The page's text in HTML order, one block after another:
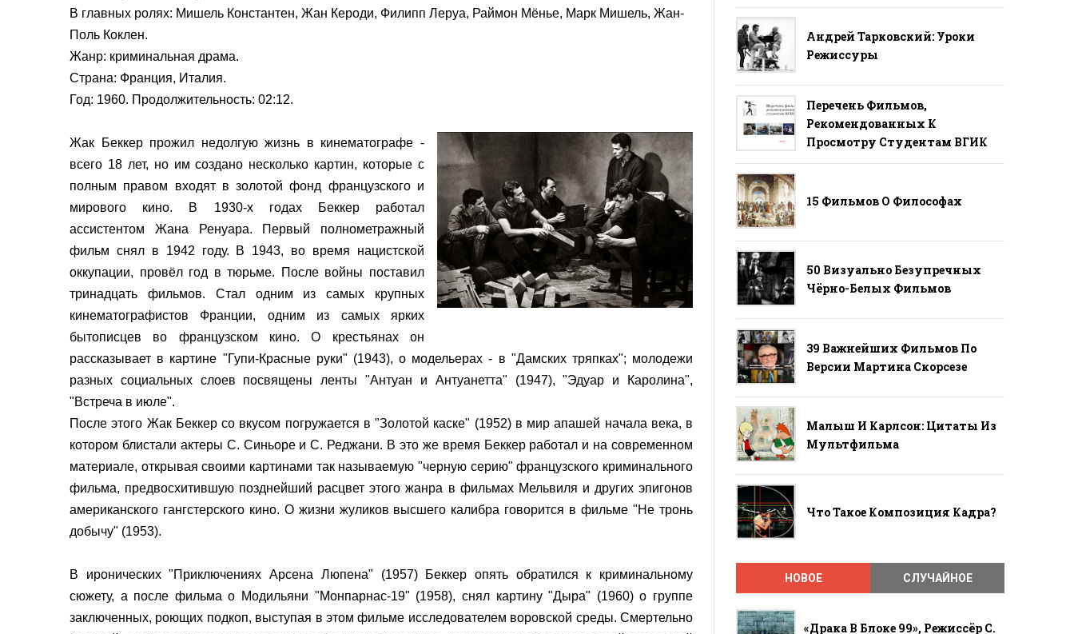
В главных ролях: Мишель Константен, Жан Кероди, Филипп Леруа, Раймон Мёнье, Марк Мишель, Жан-
Поль Коклен.
Жанр: криминальная драма.
Страна: Франция, Италия.
Год: 1960. Продолжительность: 02:12.
Жак Беккер прожил недолгую жизнь в кинематографе -
всего 18 лет, но им создано несколько картин, которые с
полным правом входят в золотой фонд французского и
мирового кино. В 1930-х годах Беккер работал
ассистентом Жана Ренуара. Первый полнометражный
фильм снял в 1942 году. В 1943, во время нацистской
оккупации, провёл год в тюрьме. После войны поставил
тринадцать фильмов. Стал одним из самых крупных
кинематографистов Франции, одним из самых ярких
бытописцев во французском кино. О крестьянах он
рассказывает в картине "Гупи-Красные руки" (1943), о модельерах - в "Дамских тряпках"; молодежи
разных социальных слоев посвящены ленты "Антуан и Антуанетта" (1947), "Эдуар и Каролина",
"Встреча в июле".
После этого Жак Беккер со вкусом погружается в "Золотой каске" (1952) в мир апашей начала века, в
котором блистали актеры С. Синьоре и С. Реджани. В это же время Беккер работал и на современном
материале, открывая своими кар­тинами так называемую "черную серию" французского криминаль­ного
фильма, предвосхитившую позднейший расцвет этого жанра в фильмах Мельвиля и других эпи­гонов
американского гангстерского кино. О жизни жуликов высшего калибра говорится в фильме "Не тронь
добычу" (1953).
В иронических "Приключениях Арсена Люпена" (1957) Беккер опять обратился к криминальному
сюжету, а после фильма о Модильяни "Монпарнас-19" (1958), снял картину "Дыра" (1960) о группе
заключенных, роющих подкоп, выступая в этом фильме исследователем воровской среды. Смертельно
Андрей Тарковский: Уроки
Режиссуры
Перечень Фильмов,
Рекомендованных К
Просмотру Студентам ВГИК
15 Фильмов О Философах
50 Визуально Безупречных
Чёрно-Белых Фильмов
39 Важнейших Фильмов По
Версии Мартина Скорсезе
Малыш И Карлсон: Цитаты Из
Мультфильма
Что Такое Композиция Кадра?
НОВОЕ СЛУЧАЙНОЕ
«Драка В Блоке 99», Режиссёр С.